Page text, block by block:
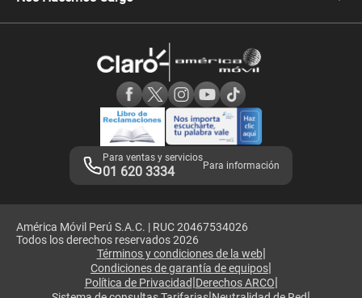
Comprobantes electrónicos
Consulta de IMEI
Consulta de reclamos
Adquirientes iPhone 6, 6S y SE
Mensaje de Seguridad
Términos y Condiciones de Tienda Claro
Libro de Reclamaciones
Legales de marketplace
Para ventas y servicios
01 620 3334 Para información
América Móvil Perú S.A.C. | RUC 20467534026
Todos los derechos reservados 2026
Términos y condiciones de la web|
Condiciones de garantía de equipos|
Política de Privacidad|Derechos ARCO|